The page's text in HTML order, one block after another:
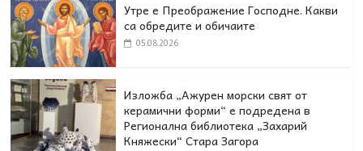
Утре е Преображение Господне. Какви
са обредите и обичаите
05.08.2026
Изложба „Ажурен морски свят от
керамични форми“ е подредена в
Регионална библиотека „Захарий
Княжески“ Стара Загора